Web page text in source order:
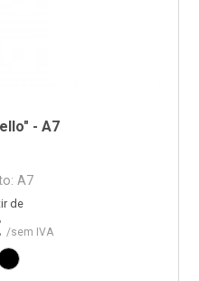
- A7
A7
de
/sem IVA
Preto